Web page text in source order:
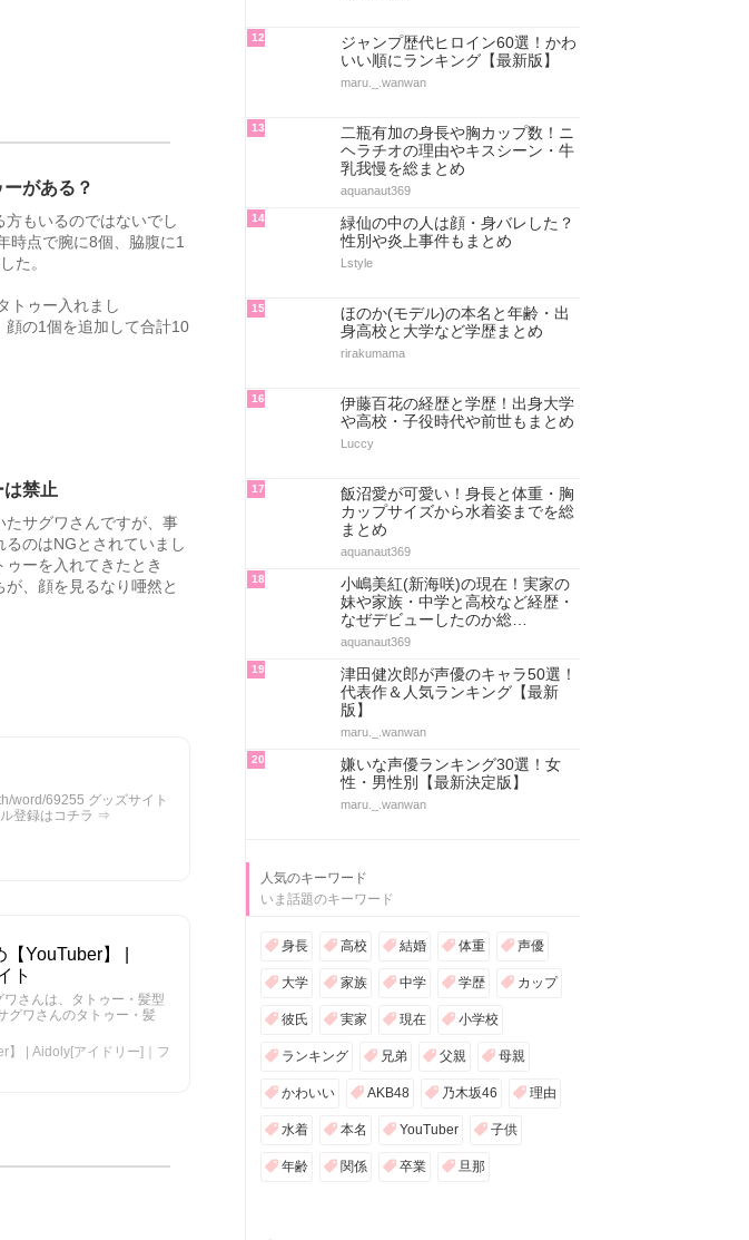
がある？
もいるのではないでし
時点で腕に8個、脇腹に1
た。
トゥー入れまし
顔の1個を追加して合計10
禁止
たサグワさんですが、事
のはNGとされていまし
ーを入れてきたとき
、顔を見るなり唖然と
word/69255 グッズサイト
登録はコチラ ⇒
YouTuber】 |
ト
さんは、タトゥー・髪型
グワさんのタトゥー・髪
】 | Aidoly[アイドリー]｜フ
12
ジャンプ歴代ヒロイン60選！かわ
いい順にランキング【最新版】
maru._.wanwan
13
二瓶有加の身長や胸カップ数！ニ
ヘラチオの理由やキスシーン・牛
乳我慢を総まとめ
aquanaut369
14
緑仙の中の人は顔・身バレした？
性別や炎上事件もまとめ
Lstyle
15
ほのか(モデル)の本名と年齢・出
身高校と大学など学歴まとめ
rirakumama
16
伊藤百花の経歴と学歴！出身大学
や高校・子役時代や前世もまとめ
Luccy
17
飯沼愛が可愛い！身長と体重・胸
カップサイズから水着姿までを総
まとめ
aquanaut369
18
小嶋美紅(新海咲)の現在！実家の
妹や家族・中学と高校など経歴・
なぜデビューしたのか総…
aquanaut369
19
津田健次郎が声優のキャラ50選！
代表作＆人気ランキング【最新
版】
maru._.wanwan
20
嫌いな声優ランキング30選！女
性・男性別【最新決定版】
maru._.wanwan
人気のキーワード
いま話題のキーワード
身長 高校 結婚 体重 声優
大学 家族 中学 学歴 カップ
彼氏 実家 現在 小学校
ランキング 兄弟 父親 母親
かわいい AKB48 乃木坂46 理由
水着 本名 YouTuber 子供
年齢 関係 卒業 旦那